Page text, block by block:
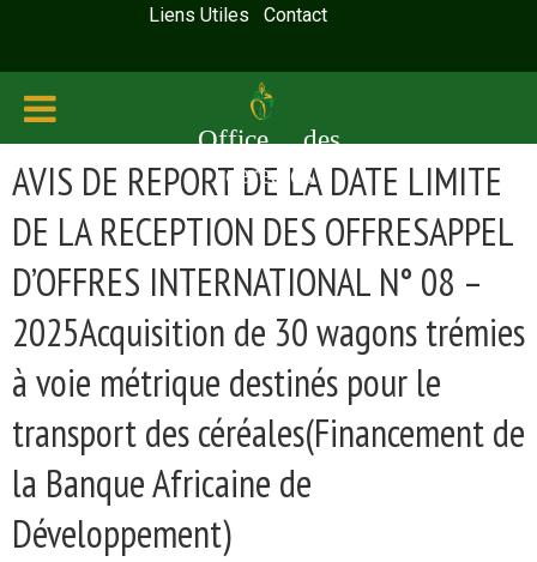
Liens Utiles Contact
Office des
céréales
AVIS DE REPORT DE LA DATE LIMITE
DE LA RECEPTION DES OFFRESAPPEL
D’OFFRES INTERNATIONAL N° 08 –
2025Acquisition de 30 wagons trémies
à voie métrique destinés pour le
transport des céréales(Financement de
la Banque Africaine de
Développement)